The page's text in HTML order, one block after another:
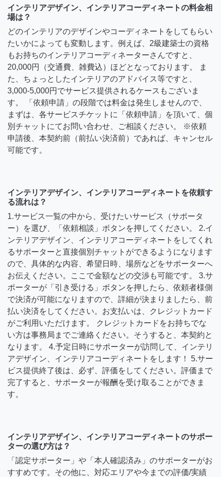
インテリアデザイン、インテリアコーディネートの料金相
場は？
どのインテリアのデザインやコーディネートをしてもらい
たいかによっても変動します。例えば、2級建築士の資格
もお持ちのインテリアコーディネーターさんですと、
20,000円（交通費、雑費込）ほどとなっております。 ま
た、ちょっとしたインテリアのアドバイス等ですと、
3,000-5,000円でサービス提供されるケースもございま
す。 「依頼申請」の段階では料金は発生しませんので、
まずは、各サービスチケットに「依頼申請」を頂いて、個
別チャットにてお問い合わせ、ご相談ください。 ※依頼
申請後、本契約前（前払い決済前）であれば、キャンセル
可能です。
インテリアデザイン、インテリアコーディネートを依頼す
る流れは？
1.サービス一覧の中から、受けたいサービス（サポータ
ー）を選び、「依頼相談」ボタンを押してください。 2.イ
ンテリアデザイン、インテリアコーディネートをしてくれ
るサポーターと直接個別チャットができるようになります
ので、具体的な内容、希望日時、場所などをサポーターへ
お伝えください。ここで金額などの交渉も可能です。 3.サ
ポーターが「引き受ける」ボタンを押したら、依頼者様側
で決済が可能になりますので、詳細が決まりましたら、前
払い決済をしてください。お支払いは、クレジットカード
がご利用いただけます。 クレジットカードをお持ちでな
い方は事務局までご連絡ください。そうすると、本契約と
なります。 4.予定日時にサポーターが訪問して、インテリ
アデザイン、インテリアコーディネートをします！ 5.サー
ビス提供終了後は、必ず、評価をしてください。評価まで
完了すると、サポーターが報酬を受け取ることができま
す。
インテリアデザイン、インテリアコーディネートのサポー
ターの選び方は？
「認定サポーター」や「本人確認済み」のサポーターがお
すすめです。その他に、対応エリアや今までの評価/実績